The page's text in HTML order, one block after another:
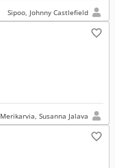
Sipoo, Johnny Castlefield
Merikarvia, Susanna Jalava